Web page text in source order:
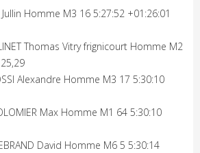
Jullin Homme M3 16 5:27:52 +01:26:01
Thomas Vitry frignicourt Homme M2
Alexandre Homme M3 17 5:30:10
Max Homme M1 64 5:30:10
David Homme M6 5 5:30:14